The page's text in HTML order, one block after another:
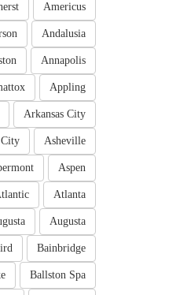
Americus
Andalusia
Annapolis
Appling
Arkansas City
Asheville
Aspen
Atlanta
Augusta
Bainbridge
Ballston Spa